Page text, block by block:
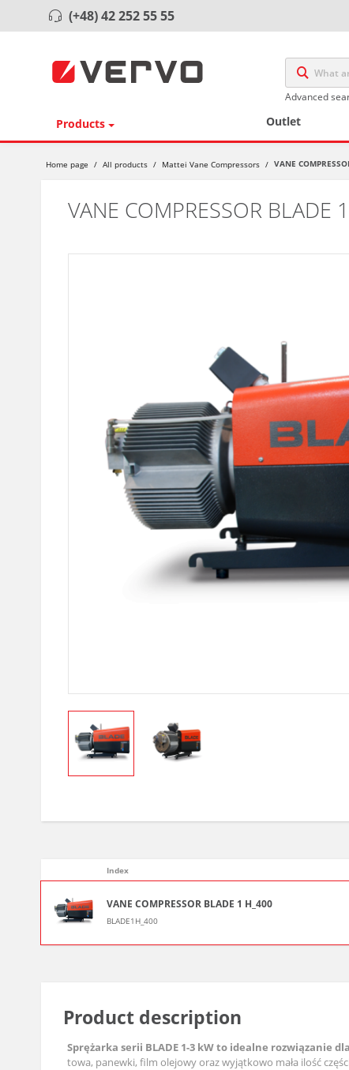
(+48) 42 252 55 55
Advanced
Products Outlet
Home page / All products / Mattei Vane Compressors / VANE
VANE COMPRESSOR BLADE
Index
VANE COMPRESSOR BLADE 1 H_400
BLADE1H_400
Product description
Sprężarka serii BLADE 1-3 kW to idealne rozwiązanie
towa, panewki, film olejowy oraz wyjątkowo mała ilość